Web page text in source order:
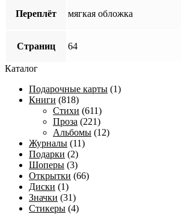
Переплёт мягкая обложка
Страниц 64
Каталог
Подарочные карты (1)
Книги (818)
Стихи (611)
Проза (221)
Альбомы (12)
Журналы (11)
Подарки (2)
Шоперы (3)
Открытки (66)
Диски (1)
Значки (31)
Стикеры (4)